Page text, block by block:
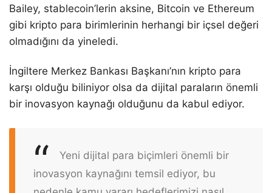
Bailey, stablecoin’lerin aksine, Bitcoin ve Ethereum
gibi kripto para birimlerinin herhangi bir içsel değeri
olmadığını da yineledi.
İngiltere Merkez Bankası Başkanı’nın kripto para
karşı olduğu biliniyor olsa da dijital paraların önemli
bir inovasyon kaynağı olduğunu da kabul ediyor.
Yeni dijital para biçimleri önemli bir
inovasyon kaynağını temsil ediyor, bu